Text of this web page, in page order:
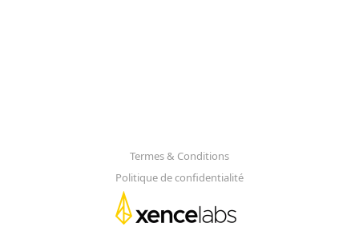
Termes & Conditions
Politique de confidentialité